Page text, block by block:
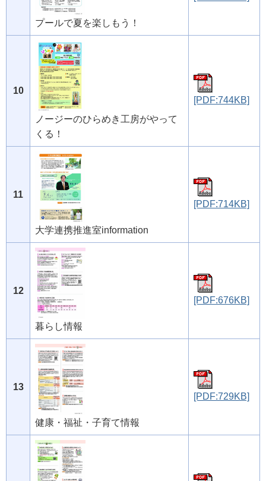
プールで夏を楽しもう！
10
ノージーのひらめき工房がやって
くる！
[PDF:744KB]
11
大学連携推進室information
[PDF:714KB]
12
暮らし情報
[PDF:676KB]
13
健康・福祉・子育て情報
[PDF:729KB]